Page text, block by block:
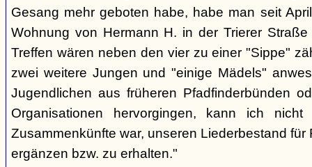
Gesang mehr geboten habe, habe man seit
Wohnung von Hermann H. in der Trierer
Treffen wären neben den vier zu einer "Sippe"
zwei weitere Jungen und "einige Mädels"
Jugendlichen aus früheren Pfadfinderbünden
Organisationen hervorgingen, kann ich
Zusammenkünfte war, unseren Liederbestand
ergänzen bzw. zu erhalten."